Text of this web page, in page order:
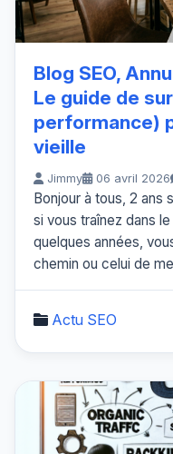
Blog SEO,
Le guide de
performance)
vieille
Jimmy 06 avril 2026
Bonjour à tous, 2 ans
si vous traînez dans
quelques années,
chemin ou celui de
Actu SEO